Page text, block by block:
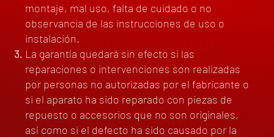
montaje, mal uso, falta de cuidado o no
observancia de las instrucciones de uso o
instalación.
La garantía quedará sin efecto si las
reparaciones o intervenciones son realizadas
por personas no autorizadas por el fabricante o
si el aparato ha sido reparado con piezas de
repuesto o accesorios que no son originales,
así como si el defecto ha sido causado por la